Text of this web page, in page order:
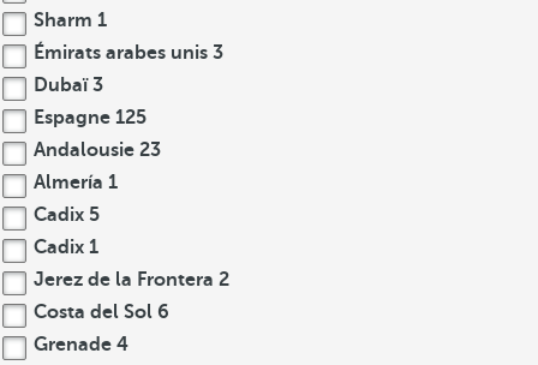
Sharm 1
Émirats arabes unis 3
Dubaï3
Espagne 125
Andalousie 23
Almería 1
Cadix 5
Cadix 1
Jerez de la Frontera 2
Costa del Sol 6
Grenade 4